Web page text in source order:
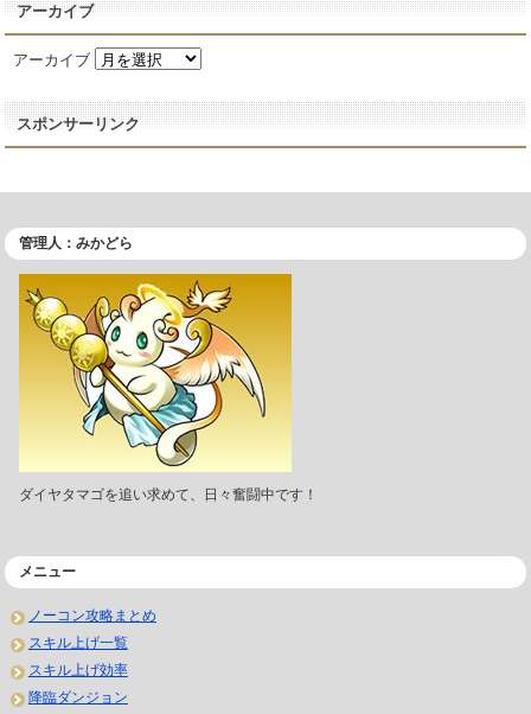
アーカイブ
アーカイブ
スポンサーリンク
管理人：みかどら
ダイヤタマゴを追い求めて、日々奮闘中です！
メニュー
ノーコン攻略まとめ
スキル上げ一覧
スキル上げ効率
降臨ダンジョン